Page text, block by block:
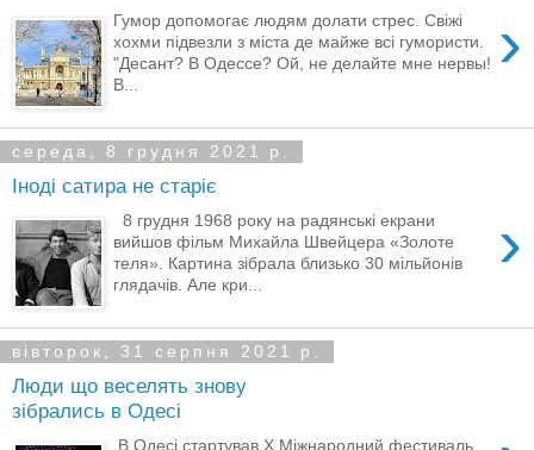
›
Гумор допомогає людям долати стрес. Свіжі
хохми підвезли з міста де майже всі гумористи.
"Десант? В Одессе? Ой, не делайте мне нервы!
В...
середа, 8 грудня 2021 р.
Іноді сатира не старіє
›
8 грудня 1968 року на радянські екрани
вийшов фільм Михайла Швейцера «Золоте
теля». Картина зібрала близько 30 мільйонів
глядачів. Але кри...
вівторок, 31 серпня 2021 р.
Люди що веселять знову
зібрались в Одесі
В Одесі стартував X Міжнародний фестиваль